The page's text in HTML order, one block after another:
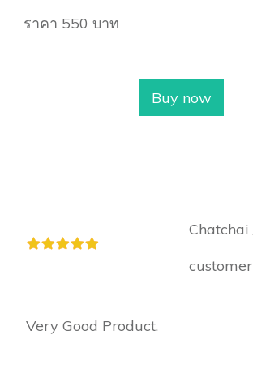
ราคา 550 บาท
Buy now
Chatchai
customer
Very Good Product.